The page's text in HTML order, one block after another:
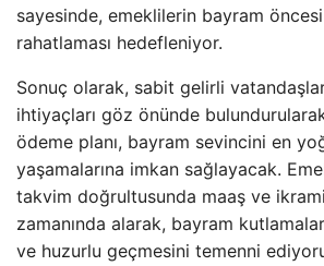
sayesinde, emeklilerin bayram
rahatlaması hedefleniyor.
Sonuç olarak, sabit gelirli
ihtiyaçları göz önünde
ödeme planı, bayram sevincini en
yaşamalarına imkan sağlayacak.
takvim doğrultusunda maaş ve
zamanında alarak, bayram
ve huzurlu geçmesini temenni